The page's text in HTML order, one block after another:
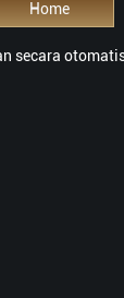
Home
secara